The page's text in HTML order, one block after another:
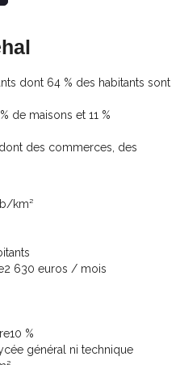
dont 64 % des habitants sont
de maisons et 11 %
des commerces, des
km²
2 630 euros / mois
10 %
général ni technique